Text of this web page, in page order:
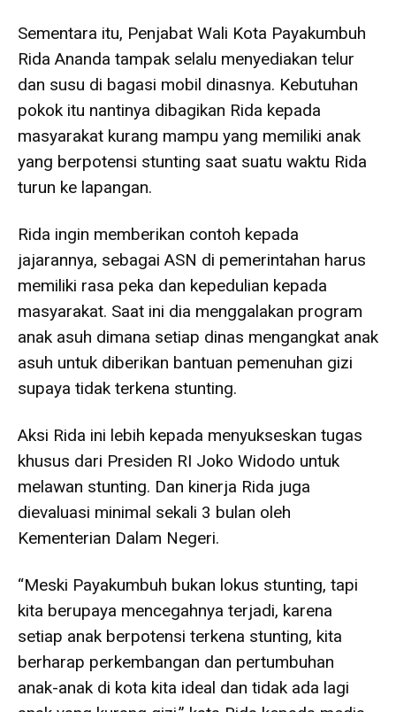
Sementara itu, Penjabat Wali Kota Payakumbuh
Rida Ananda tampak selalu menyediakan telur
dan susu di bagasi mobil dinasnya. Kebutuhan
pokok itu nantinya dibagikan Rida kepada
masyarakat kurang mampu yang memiliki anak
yang berpotensi stunting saat suatu waktu Rida
turun ke lapangan.
Rida ingin memberikan contoh kepada
jajarannya, sebagai ASN di pemerintahan harus
memiliki rasa peka dan kepedulian kepada
masyarakat. Saat ini dia menggalakan program
anak asuh dimana setiap dinas mengangkat anak
asuh untuk diberikan bantuan pemenuhan gizi
supaya tidak terkena stunting.
Aksi Rida ini lebih kepada menyukseskan tugas
khusus dari Presiden RI Joko Widodo untuk
melawan stunting. Dan kinerja Rida juga
dievaluasi minimal sekali 3 bulan oleh
Kementerian Dalam Negeri.
“Meski Payakumbuh bukan lokus stunting, tapi
kita berupaya mencegahnya terjadi, karena
setiap anak berpotensi terkena stunting, kita
berharap perkembangan dan pertumbuhan
anak-anak di kota kita ideal dan tidak ada lagi